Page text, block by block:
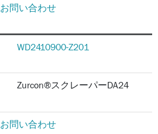
お問い合わせ
WD2410900-Z201
Zurcon®スクレーパーDA24
お問い合わせ